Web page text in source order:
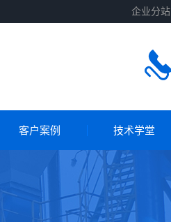
企业分站
客户案例 技术学堂